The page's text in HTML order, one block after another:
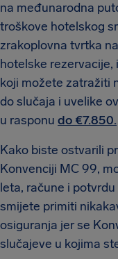
na međunarodna
troškove hotelskog
zrakoplovna tvrtka
hotelske rezervacije,
koji možete zatražiti
do slučaja i uvelike
u rasponu do €7.850.
Kako biste ostvarili
Konvenciji MC 99,
leta, račune i
smijete primiti
osiguranja jer se
slučajeve u kojima